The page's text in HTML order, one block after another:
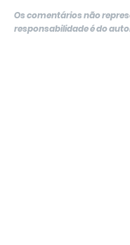
Os comentários não
responsabilidade é do